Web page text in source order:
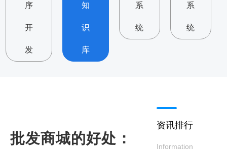
序
开
发
知
识
库
系
统
系
统
批发商城的好处：
资讯排行
Information